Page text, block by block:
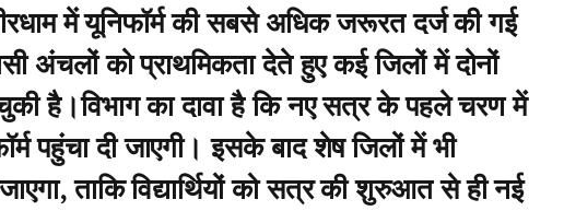
में यूनिफॉर्म की सबसे अधिक जरूरत दर्ज की गई
अंचलों को प्राथमिकता देते हुए कई जिलों में दोनों
है।विभाग का दावा है कि नए सत्र के पहले चरण में
पहुंचा दी जाएगी। इसके बाद शेष जिलों में भी
ताकि विद्यार्थियों को सत्र की शुरुआत से ही नई